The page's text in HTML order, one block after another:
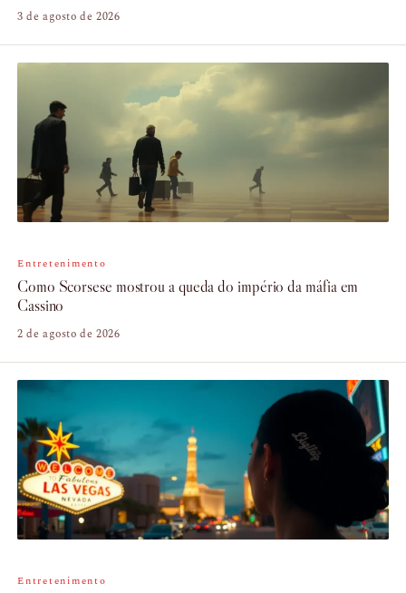
3 de agosto de 2026
Entretenimento
Como Scorsese mostrou a queda do império da máfia em
Cassino
2 de agosto de 2026
Entretenimento